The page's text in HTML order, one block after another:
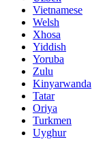
Vietnamese
Welsh
Xhosa
Yiddish
Yoruba
Zulu
Kinyarwanda
Tatar
Oriya
Turkmen
Uyghur